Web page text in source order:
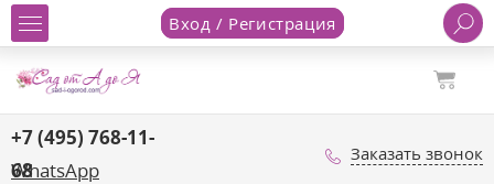
Вход / Регистрация
+7 (495) 768-11-
68
WhatsApp
Заказать звонок